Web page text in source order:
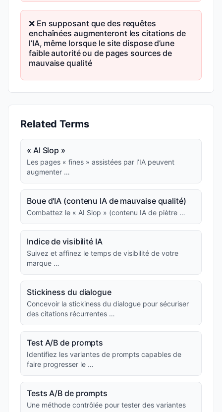
❌ En supposant que des requêtes
enchaînées augmenteront les citations de
l’IA, même lorsque le site dispose d’une
faible autorité ou de pages sources de
mauvaise qualité
Related Terms
« AI Slop »
Les pages « fines » assistées par l’IA peuvent
augmenter …
Boue d'IA (contenu IA de mauvaise qualité)
Combattez le « AI Slop » (contenu IA de piètre …
Indice de visibilité IA
Suivez et affinez le temps de visibilité de votre
marque …
Stickiness du dialogue
Concevoir la stickiness du dialogue pour sécuriser
des citations récurrentes …
Test A/B de prompts
Identifiez les variantes de prompts capables de
faire progresser le …
Tests A/B de prompts
Une méthode contrôlée pour tester des variantes